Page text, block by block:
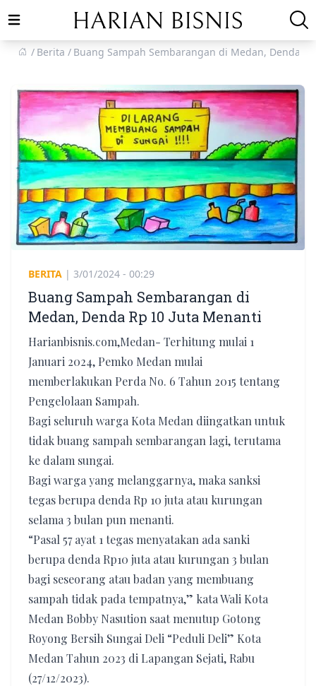
Open main menu
Berita
Buang Sampah Sembarangan di Medan, Denda
BERITA | 3/01/2024 - 00:29
Buang Sampah Sembarangan di
Medan, Denda Rp 10 Juta Menanti
Harianbisnis.com,Medan- Terhitung mulai 1
Januari 2024, Pemko Medan mulai
memberlakukan Perda No. 6 Tahun 2015 tentang
Pengelolaan Sampah.
Bagi seluruh warga Kota Medan diingatkan untuk
tidak buang sampah sembarangan lagi, terutama
ke dalam sungai.
Bagi warga yang melanggarnya, maka sanksi
tegas berupa denda Rp 10 juta atau kurungan
selama 3 bulan pun menanti.
“Pasal 57 ayat 1 tegas menyatakan ada sanki
berupa denda Rp10 juta atau kurungan 3 bulan
bagi seseorang atau badan yang membuang
sampah tidak pada tempatnya,” kata Wali Kota
Medan Bobby Nasution saat menutup Gotong
Royong Bersih Sungai Deli “Peduli Deli” Kota
Medan Tahun 2023 di Lapangan Sejati, Rabu
(27/12/2023).